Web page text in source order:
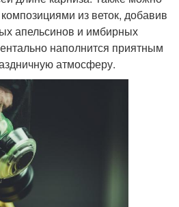
из веток, добавив
апельсинов и имбирных
наполнится приятным
атмосферу.